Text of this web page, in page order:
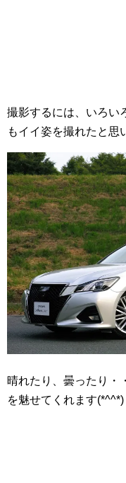
撮影するには、いろい
もイイ姿を撮れたと思
晴れたり、曇ったり・
を魅せてくれます(*^^*)